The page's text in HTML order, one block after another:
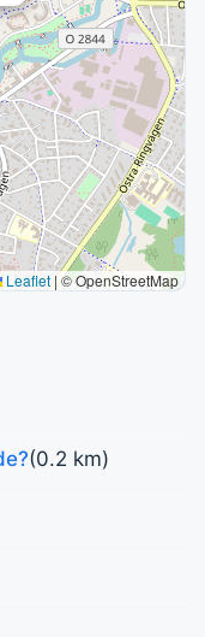
Leaflet | © OpenStreetMap
(0.2 km)